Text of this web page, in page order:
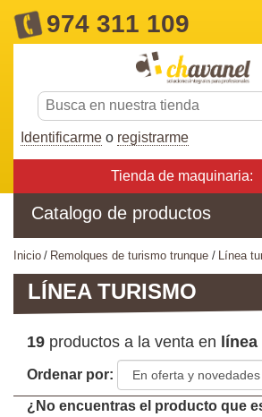
974 311 109
Identificarme o registrarme
Tienda de maquinaria:
Catalogo de productos
inicio remolques de turismo trunque línea
LÍNEA TURISMO
19 productos a la venta en
Ordenar por:
¿No encuentras el producto que